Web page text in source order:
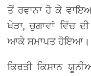
ਤੋਂ ਰਵਾਨਾ ਹੋ ਕੇ
ਖੇੜਾ, ਚੁਗਾਵਾਂ ਵਿੱਚ
ਆਕੇ ਸਮਾਪਤ ਹੋਇਆ।
ਕਿਰਤੀ ਕਿਸਾਨ